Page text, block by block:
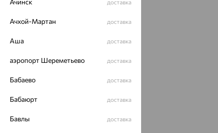
Магазины
Покупателям
О нас
Магазины и доставкаг. Липецк
еще 3
Другие города
Заказать звонок
Ачинск доставка
Ачхой-Мартан доставка
Аша доставка
аэропорт Шереметьево доставка
Бабаево доставка
Бабаюрт доставка
Бавлы доставка